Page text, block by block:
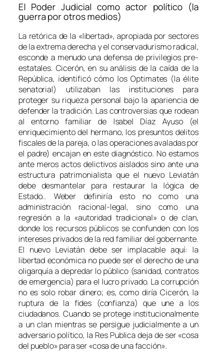
El Poder Judicial como actor político (la
guerra por otros medios)
La retórica de la «libertad», apropiada por sectores
de la extrema derecha y el conservadurismo radical,
esconde a menudo una defensa de privilegios pre-
estatales. Cicerón, en su análisis de la caída de la
República, identificó cómo losOptimates (la élite
senatorial) utilizaban las instituciones para
proteger su riqueza personal bajo la apariencia de
defender la tradición. Las controversias que rodean
al entorno familiar de Isabel Díaz Ayuso (el
enriquecimiento del hermano, los presuntos delitos
fiscales de la pareja, o las operaciones avaladas por
el padre) encajan en este diagnóstico. No estamos
ante meros actos delictivos aislados sino ante una
estructura patrimonialista que el nuevo Leviatán
debe desmantelar para restaurar la lógica de
Estado.. Weber definiría esto no como una
administración racional-legal, sino como una
regresión a la «autoridad tradicional» o de clan,
donde los recursos públicos se confunden con los
intereses privados de la red familiar del gobernante.
El nuevo Leviatán debe ser implacable aquí: la
libertad económica no puede ser el derecho de una
oligarquía a depredar lo público (sanidad, contratos
de emergencia) para el lucro privado. La corrupción
no es solo robar dinero; es, como diría Cicerón, la
ruptura de la fides (confianza) que une a los
ciudadanos. Cuando se protege institucionalmente
a un clan mientras se persigue judicialmente a un
adversario político, la Res Publica deja de ser «cosa
del pueblo» para ser «cosa de una facción».